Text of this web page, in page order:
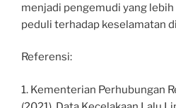
menjadi pengemudi yang
peduli terhadap keselamatan
Referensi:
1. Kementerian Perhubungan